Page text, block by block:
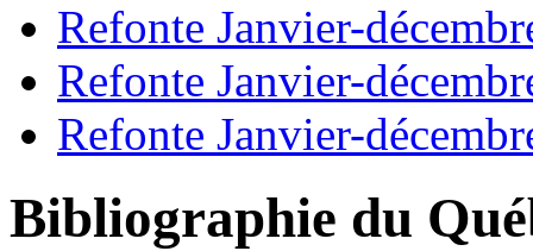
Refonte Janvier-
Refonte Janvier-
Refonte Janvier-
Bibliographie du